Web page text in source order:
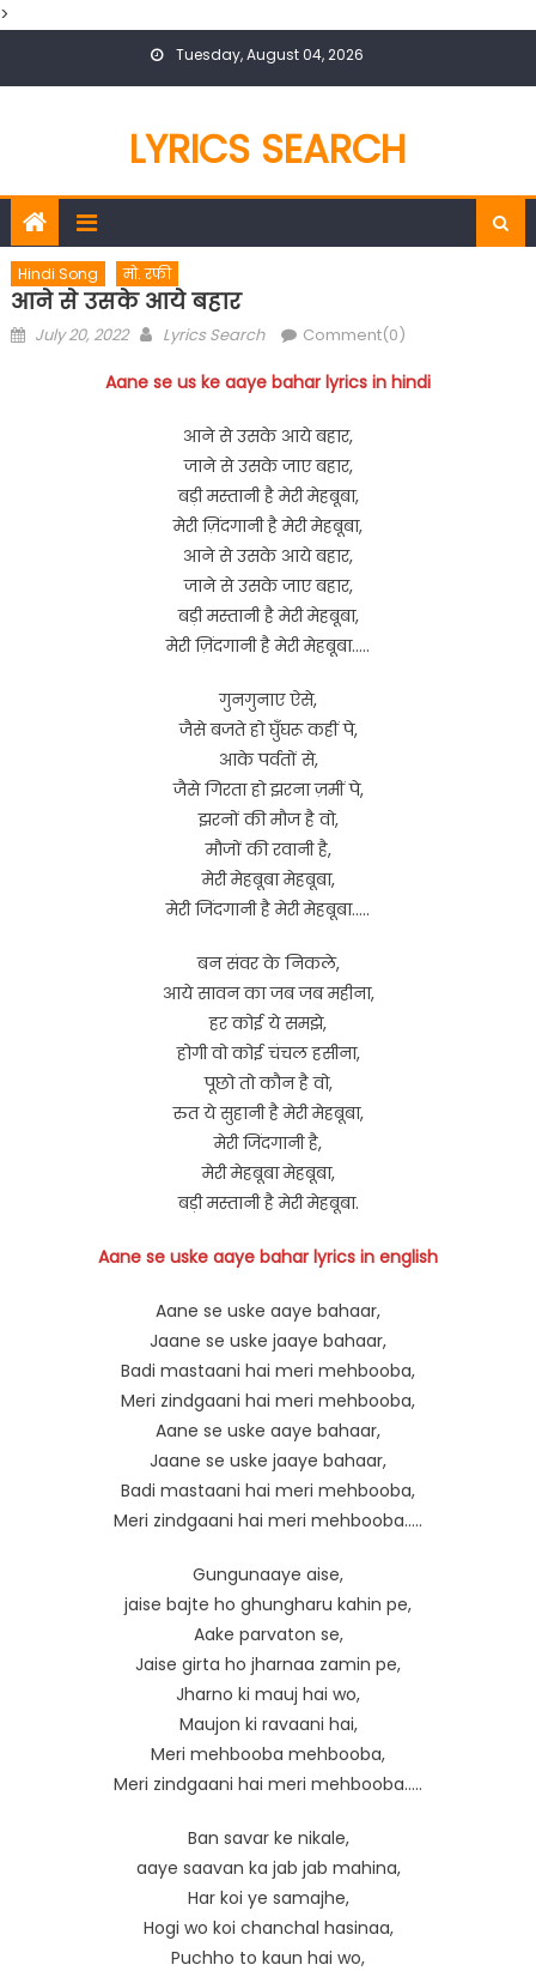
>
Tuesday, August 04, 2026
LYRICS SEARCH
Hindi Song मो. रफी
आने से उसके आये बहार
Posted
July 20, 2022 Author
Lyrics Search Comment(0)
Aane se us ke aaye bahar lyrics in hindi
आने से उसके आये बहार,
जाने से उसके जाए बहार,
बड़ी मस्तानी है मेरी मेहबूबा,
मेरी ज़िंदगानी है मेरी मेहबूबा,
आने से उसके आये बहार,
जाने से उसके जाए बहार,
बड़ी मस्तानी है मेरी मेहबूबा,
मेरी ज़िंदगानी है मेरी मेहबूबा…..
गुनगुनाए ऐसे,
जैसे बजते हो घुँघरू कहीं पे,
आके पर्वतों से,
जैसे गिरता हो झरना ज़मीं पे,
झरनों की मौज है वो,
मौजों की रवानी है,
मेरी मेहबूबा मेहबूबा,
मेरी जिंदगानी है मेरी मेहबूबा…..
बन संवर के निकले,
आये सावन का जब जब महीना,
हर कोई ये समझे,
होगी वो कोई चंचल हसीना,
पूछो तो कौन है वो,
रुत ये सुहानी है मेरी मेहबूबा,
मेरी जिंदगानी है,
मेरी मेहबूबा मेहबूबा,
बड़ी मस्तानी है मेरी मेहबूबा.
Aane se uske aaye bahar lyrics in english
Aane se uske aaye bahaar,
Jaane se uske jaaye bahaar,
Badi mastaani hai meri mehbooba,
Meri zindgaani hai meri mehbooba,
Aane se uske aaye bahaar,
Jaane se uske jaaye bahaar,
Badi mastaani hai meri mehbooba,
Meri zindgaani hai meri mehbooba…..
Gungunaaye aise,
jaise bajte ho ghungharu kahin pe,
Aake parvaton se,
Jaise girta ho jharnaa zamin pe,
Jharno ki mauj hai wo,
Maujon ki ravaani hai,
Meri mehbooba mehbooba,
Meri zindgaani hai meri mehbooba…..
Ban savar ke nikale,
aaye saavan ka jab jab mahina,
Har koi ye samajhe,
Hogi wo koi chanchal hasinaa,
Puchho to kaun hai wo,